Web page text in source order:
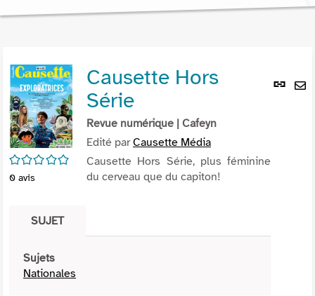
Lien
/5
0 avis
Causette Hors
Série
Revue numérique | Cafeyn
Edité parCausette Média
Causette Hors Série, plus féminine
du cerveau que du capiton!
SUJET
Sujets
Nationales